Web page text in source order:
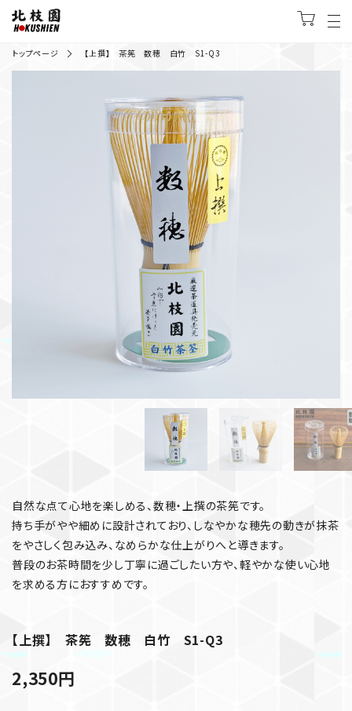
トップページ 【上撰】 茶筅 数穂 白竹 S1-Q3
自然な点て心地を楽しめる、数穂・上撰の茶筅です。
持ち手がやや細めに設計されており、しなやかな穂先の動きが抹茶
をやさしく包み込み、なめらかな仕上がりへと導きます。
普段のお茶時間を少し丁寧に過ごしたい方や、軽やかな使い心地
を求める方におすすめです。
【上撰】 茶筅 数穂 白竹 S1-Q3
2,350円